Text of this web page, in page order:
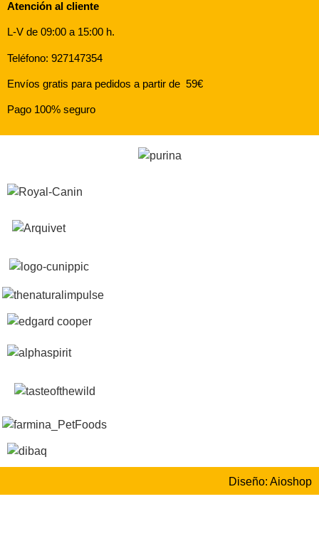
Atención al cliente
L-V de 09:00 a 15:00 h.
Teléfono: 927147354
Envíos gratis para pedidos a partir de 59€
Pago 100% seguro
Diseño: Aioshop